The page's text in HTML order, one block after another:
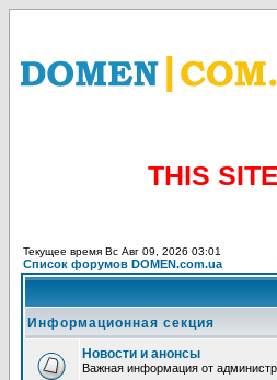
THIS
Текущее время Вс Авг 09, 2026 03:01
Список форумов DOMEN.com.ua
Информационная секция
Новости и анонсы
Важная информация от